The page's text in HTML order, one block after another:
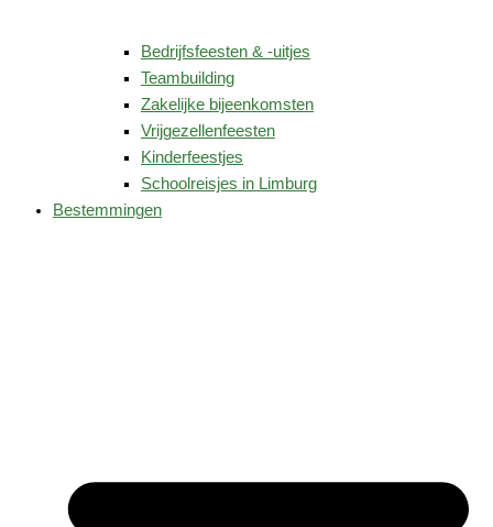
Bedrijfsfeesten & -uitjes
Teambuilding
Zakelijke bijeenkomsten
Vrijgezellenfeesten
Kinderfeestjes
Schoolreisjes in Limburg
Bestemmingen